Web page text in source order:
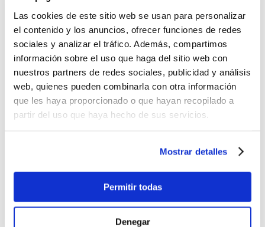
Las cookies de este sitio web se usan para personalizar
el contenido y los anuncios, ofrecer funciones de redes
sociales y analizar el tráfico. Además, compartimos
información sobre el uso que haga del sitio web con
nuestros partners de redes sociales, publicidad y análisis
web, quienes pueden combinarla con otra información
que les haya proporcionado o que hayan recopilado a
partir del uso que haya hecho de sus servicios.
Mostrar detalles
Permitir todas
Denegar
Lo quiero
Folder Rex A4 Elástico Azul U.
$1.25
-
+
Lo quiero
Folder Rex Oficio Spiderman
$2.99
-
+